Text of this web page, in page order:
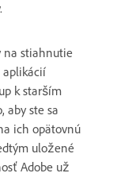
na stiahnutie
aplikácií
k starším
aby ste sa
ich opätovnú
uložené
Adobe už